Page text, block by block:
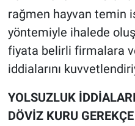
rağmen hayvan temin
yöntemiyle ihalede
fiyata belirli firmalara
iddialarını
YOLSUZLUK
DÖVİZ KURU